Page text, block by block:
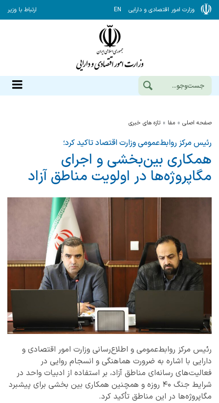
وزارت امور اقتصادی و دارایی EN ارتباط با وزیر
صفحه اصلی مفا تازه های خبری
رئیس مرکز روابط‌عمومی وزارت اقتصاد تاکید کرد؛
همکاری بین‌بخشی و اجرای
مگاپروژه‌ها در اولویت مناطق آزاد
رئیس مرکز روابط‌عمومی و اطلاع‌رسانی وزارت امور اقتصادی و
دارایی با اشاره به ضرورت هماهنگی و انسجام روایی در
فعالیت‌های رسانه‌ای مناطق آزاد، بر استفاده از ادبیات واحد در
شرایط جنگ ۴۰ روزه و همچنین همکاری بین بخشی برای پیشبرد
مگاپروژه‌ها در این مناطق تأکید کرد.